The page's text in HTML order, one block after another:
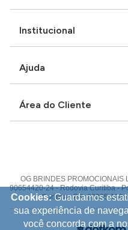
Institucional
Ajuda
Área do Cliente
OG BRINDES PROMOCIONAIS
90654420-24 - Rodovia Curitiba -
Curitiba - PR, 82305-100
Cookies:Guardamos
sua experiência de
você concorda com a